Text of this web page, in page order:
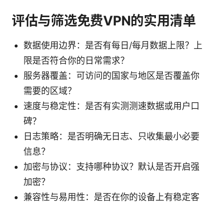
评估与筛选免费VPN的实用清单
数据使用边界：是否有每日/每月数据上限？上
限是否符合你的日常需求？
服务器覆盖：可访问的国家与地区是否覆盖你
需要的区域？
速度与稳定性：是否有实测测速数据或用户口
碑？
日志策略：是否明确无日志、只收集最小必要
信息？
加密与协议：支持哪种协议？默认是否开启强
加密？
兼容性与易用性：是否在你的设备上有稳定客